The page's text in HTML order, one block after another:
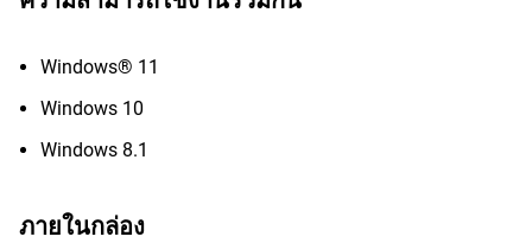
Windows® 11
Windows 10
Windows 8.1
ภายในกล่อง